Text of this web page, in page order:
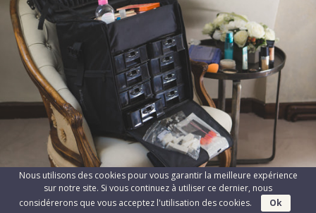
Nous utilisons des cookies pour vous garantir la meilleure expérience
sur notre site. Si vous continuez à utiliser ce dernier, nous
considérerons que vous acceptez l'utilisation des cookies.
Ok